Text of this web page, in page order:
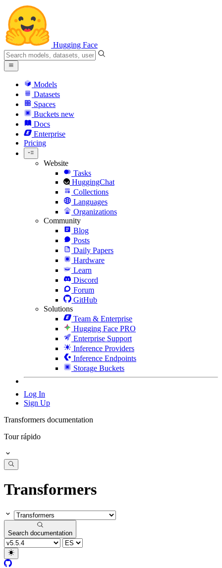
Hugging Face
Models
Datasets
Spaces
Buckets new
Docs
Enterprise
Pricing
Website
Tasks
HuggingChat
Collections
Languages
Organizations
Community
Blog
Posts
Daily Papers
Hardware
Learn
Discord
Forum
GitHub
Solutions
Team & Enterprise
Hugging Face PRO
Enterprise Support
Inference Providers
Inference Endpoints
Storage Buckets
Log In
Sign Up
Transformers documentation
Tour rápido
Transformers
Search documentation